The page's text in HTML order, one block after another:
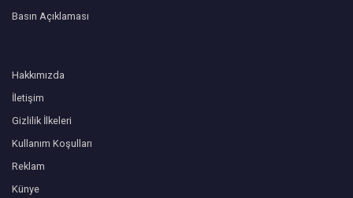
Basın Açıklaması
Hakkımızda
İletişim
Gizlilik İlkeleri
Kullanım Koşulları
Reklam
Künye